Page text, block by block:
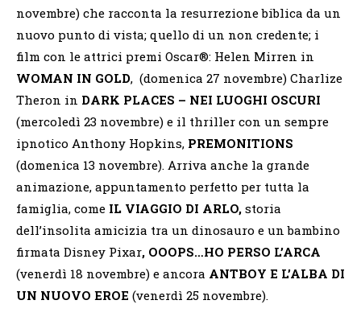
novembre) che racconta la resurrezione biblica da un
nuovo punto di vista; quello di un non credente; i
film con le attrici premi Oscar®: Helen Mirren in
WOMAN IN GOLD, (domenica 27 novembre) Charlize
Theron in DARK PLACES – NEI LUOGHI OSCURI
(mercoledì 23 novembre) e il thriller con un sempre
ipnotico Anthony Hopkins, PREMONITIONS
(domenica 13 novembre). Arriva anche la grande
animazione, appuntamento perfetto per tutta la
famiglia, come IL VIAGGIO DI ARLO, storia
dell’insolita amicizia tra un dinosauro e un bambino
firmata Disney Pixar, OOOPS…HO PERSO L’ARCA
(venerdì 18 novembre) e ancora ANTBOY E L’ALBA DI
UN NUOVO EROE (venerdì 25 novembre).